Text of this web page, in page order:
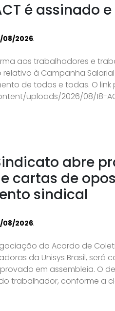
é assinado
08/2026.
aos trabalhadores e
à Campanha
de todos e todas. O
uploads/2026/08/18-
abre
cartas de
sindical
08/2026.
do Acordo de
da Unisys Brasil, será
em assembleia. O
trabalhador, conforme a